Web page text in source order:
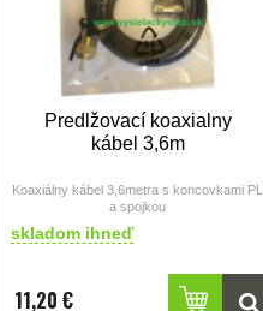
Predlžovací koaxialny
kábel 3,6m
Koaxiálny kábel 3,6metra s koncovkami PL
a spojkou
skladom ihneď
11,20 €